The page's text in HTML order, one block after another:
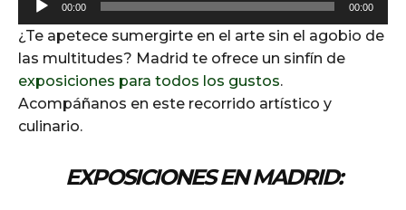
u
d
i
o
P
l
00:00 00:00
¿Te apetece sumergirte en el arte sin el agobio de
las multitudes? Madrid te ofrece un sinfín de
exposiciones para todos los gustos.
Acompáñanos en este recorrido artístico y
culinario.
EXPOSICIONES EN MADRID: